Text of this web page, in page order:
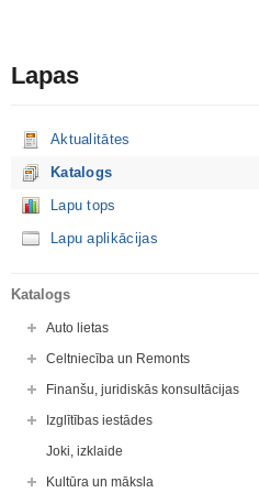
Lapas
Aktualitātes
Katalogs
Lapu tops
Lapu aplikācijas
Katalogs
Auto lietas
Celtniecība un Remonts
Finanšu, juridiskās konsultācijas
Izglītības iestādes
Joki, izklaide
Kultūra un māksla